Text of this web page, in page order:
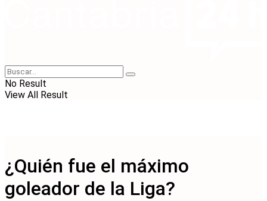
No Result
View All Result
¿Quién fue el máximo
goleador de la Liga?